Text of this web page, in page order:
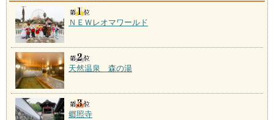
ＮＥＷレオマワールド
天然温泉 森の湯
郷照寺